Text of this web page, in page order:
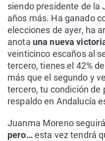
siendo presidente de la
años más. Ha ganado
elecciones de ayer, ha
anota una nueva
veinticinco escaños al
tercero, tienes el 42%
más que el segundo y
tercero, tu condición de
respaldo en Andalucía
Juanma Moreno
pero…esta vez tendrá